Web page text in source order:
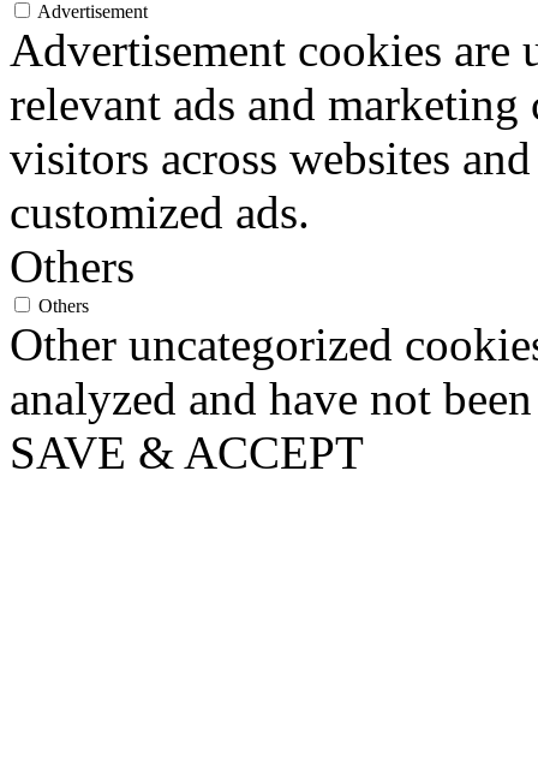
Advertisement
Advertisement cookies
relevant ads and marketing
visitors across websites
customized ads.
Others
Others
Other uncategorized
analyzed and have not
SAVE & ACCEPT